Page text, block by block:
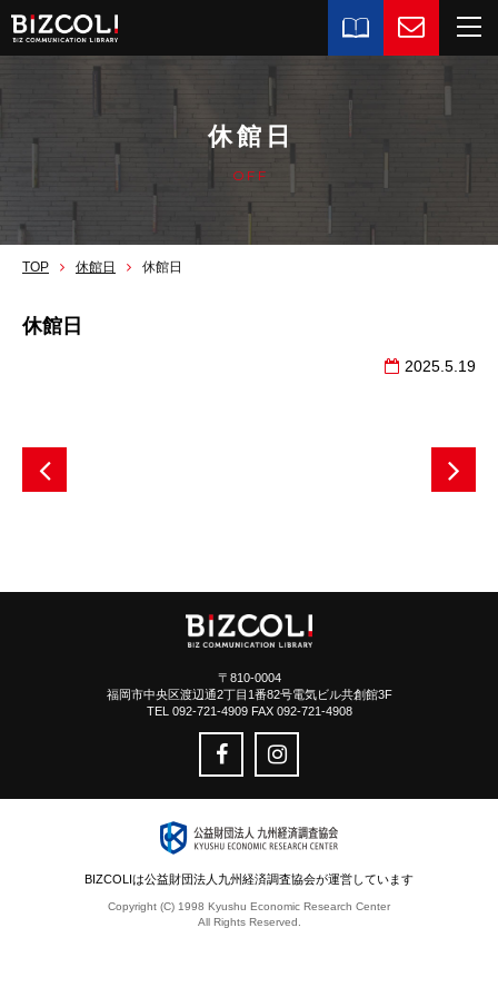
休館日
OFF
TOP 休館日 休館日
休館日
2025.5.19
〒810-0004
福岡市中央区渡辺通2丁目1番82号電気ビル共創館3F
TEL 092-721-4909 FAX 092-721-4908
BIZCOLIは公益財団法人九州経済調査協会が運営しています
Copyright (C) 1998 Kyushu Economic Research Center
All Rights Reserved.